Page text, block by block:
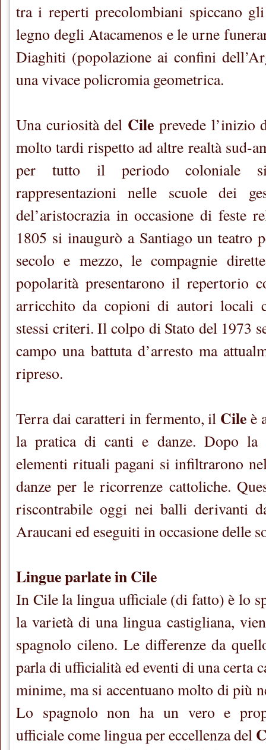
tra i reperti precolombiani spiccano
legno degli Atacamenos e le urne
Diaghiti (popolazione ai confini
una vivace policromia geometrica.
Una curiosità del Cile prevede l’inizio
molto tardi rispetto ad altre realtà sud-
per tutto il periodo coloniale si
rappresentazioni nelle scuole dei
del’aristocrazia in occasione di feste
1805 si inaugurò a Santiago un teatro
secolo e mezzo, le compagnie
popolarità presentarono il repertorio
arricchito da copioni di autori locali
stessi criteri. Il colpo di Stato del 1973
campo una battuta d’arresto ma
ripreso.
Terra dai caratteri in fermento, il Cile è
la pratica di canti e danze. Dopo la
elementi rituali pagani si infiltrarono
danze per le ricorrenze cattoliche.
riscontrabile oggi nei balli derivanti
Araucani ed eseguiti in occasione delle
Lingue parlate in Cile
In Cile la lingua ufficiale (di fatto) èlo
la varietà di una lingua castigliana,
spagnolo cileno. Le differenze da
parla di ufficialità ed eventi di una certa
minime, ma si accentuano molto di più
Lo spagnolo non ha un vero e
ufficiale come lingua per eccellenza del